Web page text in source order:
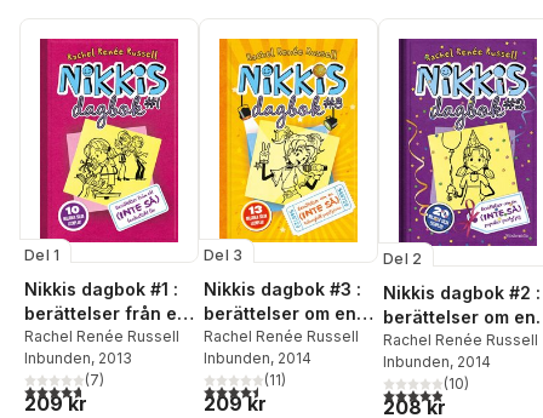
Del 1
Nikkis dagbok #1 :
berättelser från ett
(inte så) fantastiskt
liv
Rachel Renée Russell
Inbunden, 2013
4,7utav 5 stjärnor. Totalt antal röster:
(7)
209 kr
Del 3
Nikkis dagbok #3 :
berättelser om en
(inte så) talangfull
popstjärna
Rachel Renée Russell
Inbunden, 2014
4,5utav 5 stjärnor. Totalt antal röster:
(11)
209 kr
Del 2
Nikkis dagbok #2 :
berättelser om en
(inte så) populär
partytjej
Rachel Renée Russell
Inbunden, 2014
4,9utav 5 stjärnor.
(10)
208 kr